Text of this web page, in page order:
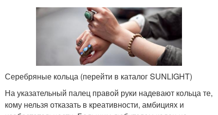
Серебряные кольца (перейти в каталог SUNLIGHT)
На указательный палец правой руки надевают кольца те,
кому нельзя отказать в креативности, амбициях и